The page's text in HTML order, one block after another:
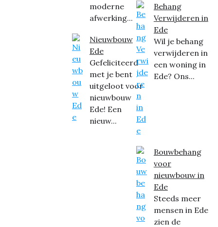
moderne
afwerking...
Nieuwbouw
Ede
Gefeliciteerd
met je bent
uitgeloot voor
nieuwbouw
Ede! Een
nieuw...
Behang
Verwijderen in
Ede
Wil je behang
verwijderen in
een woning in
Ede? Ons...
Bouwbehang
voor
nieuwbouw in
Ede
Steeds meer
mensen in Ede
zien de